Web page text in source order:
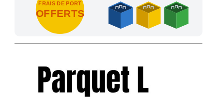
FRAIS DE PORT
OFFERTS
Achetez 4 sachets ou boîtes d'agrafes ou de pointes et